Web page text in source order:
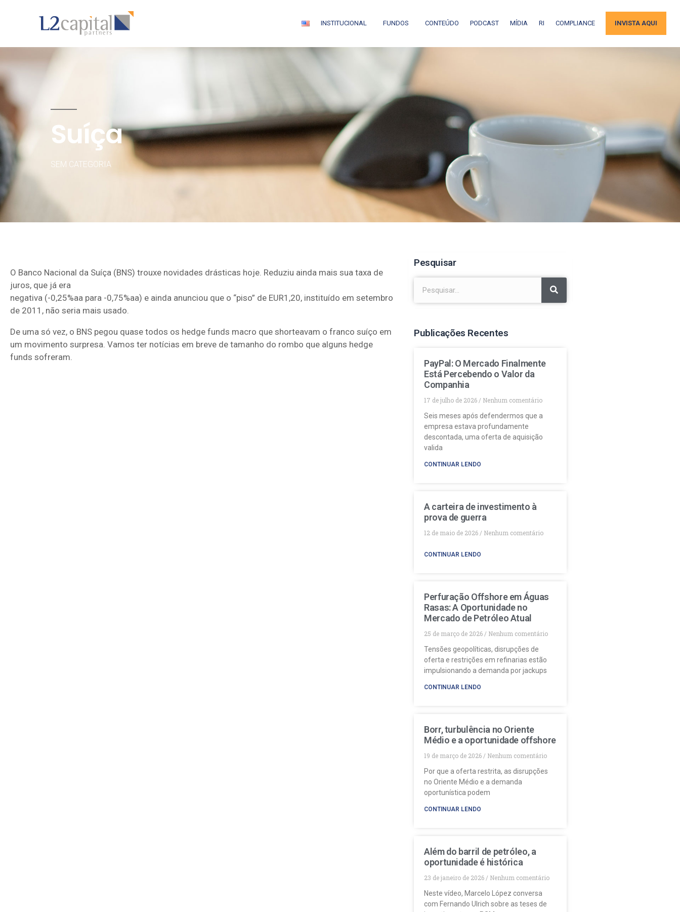
INSTITUCIONAL FUNDOS CONTEÚDO PODCAST MÍDIA RI COMPLIANCE INVISTA AQUI
Suíça
SEM CATEGORIA
O Banco Nacional da Suíça (BNS) trouxe novidades drásticas hoje. Reduziu ainda mais sua taxa de
juros, que já era
negativa (-0,25%aa para -0,75%aa) e ainda anunciou que o “piso” de EUR1,20, instituído em setembro
de 2011, não seria mais usado.
De uma só vez, o BNS pegou quase todos os hedge funds macro que shorteavam o franco suíço em
um movimento surpresa. Vamos ter notícias em breve de tamanho do rombo que alguns hedge
funds sofreram.
Pesquisar
Publicações Recentes
PayPal: O Mercado Finalmente
Está Percebendo o Valor da
Companhia
17 de julho de 2026
Nenhum comentário
Seis meses após defendermos que a
empresa estava profundamente
descontada, uma oferta de aquisição
valida
CONTINUAR LENDO
A carteira de investimento à
prova de guerra
12 de maio de 2026 Nenhum comentário
CONTINUAR LENDO
Perfuração Offshore em Águas
Rasas: A Oportunidade no
Mercado de Petróleo Atual
25 de março de 2026
Nenhum comentário
Tensões geopolíticas, disrupções de
oferta e restrições em refinarias estão
impulsionando a demanda por jackups
CONTINUAR LENDO
Borr, turbulência no Oriente
Médio e a oportunidade offshore
19 de março de 2026
Nenhum comentário
Por que a oferta restrita, as disrupções
no Oriente Médio e a demanda
oportunística podem
CONTINUAR LENDO
Além do barril de petróleo, a
oportunidade é histórica
23 de janeiro de 2026
Nenhum comentário
Neste vídeo, Marcelo López conversa
com Fernando Ulrich sobre as teses de